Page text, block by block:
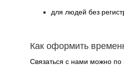
для людей без
Как оформить
Связаться с нами можно по